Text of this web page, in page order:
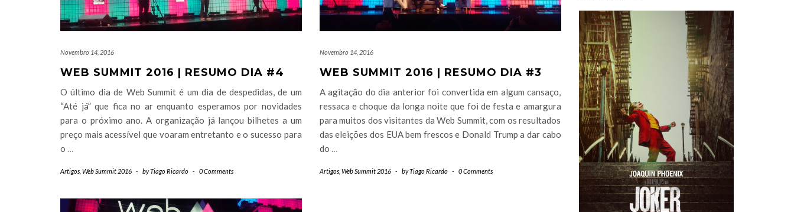
Novembro 14, 2016
WEB SUMMIT 2016 | RESUMO DIA #4
O último dia de Web Summit é um dia de despedidas, de um
“Até já” que fica no ar enquanto esperamos por novidades
para o próximo ano. A organização já lançou bilhetes a um
preço mais acessível que voaram entretanto e o sucesso para
o …
Artigos Web Summit 2016 - byTiago Ricardo - 0 Comments
Novembro 14, 2016
WEB SUMMIT 2016 | RESUMO DIA #3
A agitação do dia anterior foi convertida em algum cansaço,
ressaca e choque da longa noite que foi de festa e amargura
para muitos dos visitantes da Web Summit, com os resultados
das eleições dos EUA bem frescos e Donald Trump a dar cabo
do …
Artigos, Web Summit 2016 - byTiago Ricardo - 0 Comments